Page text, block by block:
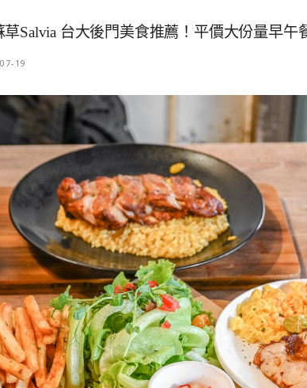
草Salvia 台大後門美食推薦！平價大份量早午
19